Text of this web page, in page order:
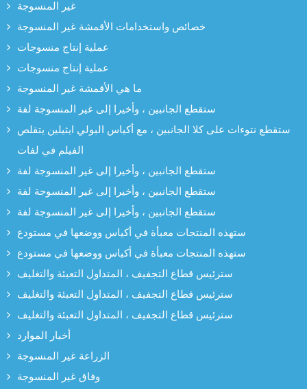
غير المنسوجة
خصائص واستخدامات الأقمشة غير المنسوجة
عملية إنتاج منسوجات
عملية إنتاج منسوجات
ما هي الأقمشة غير المنسوجة
ستقطع الجانبين ، وأخيرا إلى غير المنسوجة لفة
ستقطع نتوءات على كلا الجانبين ، مع أكياس البولي ايثيلين يتقلص
الفيلم في لفات
ستقطع الجانبين ، وأخيرا إلى غير المنسوجة لفة
ستقطع الجانبين ، وأخيرا إلى غير المنسوجة لفة
ستقطع الجانبين ، وأخيرا إلى غير المنسوجة لفة
ستهذه المنتجات معبأة في أكياس ووضعها في مستودع
ستهذه المنتجات معبأة في أكياس ووضعها في مستودع
سترئيس قطاع التجفيف ، المتداول التعبئة والتغليف
سترئيس قطاع التجفيف ، المتداول التعبئة والتغليف
سترئيس قطاع التجفيف ، المتداول التعبئة والتغليف
أخبار الموارد
الزراعة غير المنسوجة
وفاق غير المنسوجة